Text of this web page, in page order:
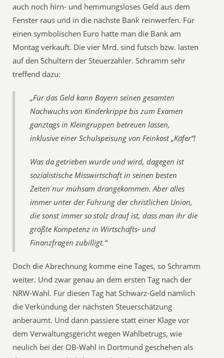
auch noch hirn- und hemmungsloses Geld aus dem
Fenster raus und in die nächste Bank reinwerfen. Für
einen symbolischen Euro hatte man die Bank am
Montag verkauft. Die vier Mrd. sind futsch bzw. lasten
auf den Schultern der Steuerzahler. Schramm sehr
treffend dazu:
„Für das Geld kann Bayern seinen gesamten
Nachwuchs von Kinderkrippe bis zum Examen
ganztags in Kleingruppen betreuen lassen,
inklusive einer Schulspeisung von Feinkost „Käfer“!
Was da getrieben wurde und wird, dagegen ist
sozialistische Misswirtschaft in seinen besten
Zeiten nur mühsam drangekommen. Aber alles
immer unter der Führung der christlichen Union,
die sonst immer so stolz drauf ist, dass man ihr die
größte Kompetenz in Wirtschafts- und
Finanzfragen zubilligt.“
Doch die Abrechnung komme eine Tages, so Schramm
weiter. Und zwar genau an dem ersten Tag nach der
NRW-Wahl. Für diesen Tag hat Schwarz-Geld nämlich
die Verkündung der nächsten Steuerschätzung
anberaumt. Und dann passiere statt einer Klage vor
dem Verwaltungsgericht wegen Wahlbetrugs, wie
neulich bei der OB-Wahl in Dortmund geschehen als